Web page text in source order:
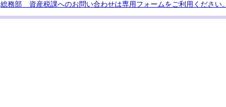
総務部 資産税課へのお問い合わせは専用フォームをご利用ください。